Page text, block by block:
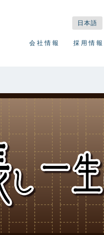
日本語
会社情報 採用情報